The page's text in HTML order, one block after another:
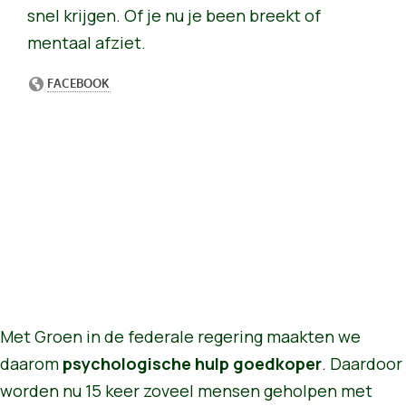
snel krijgen. Of je nu je been breekt of
mentaal afziet.
Met Groen in de federale regering maakten we
daarom psychologische hulp goedkoper. Daardoor
worden nu 15 keer zoveel mensen geholpen met